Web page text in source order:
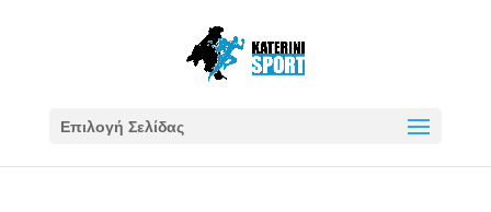
Επιλογή Σελίδας